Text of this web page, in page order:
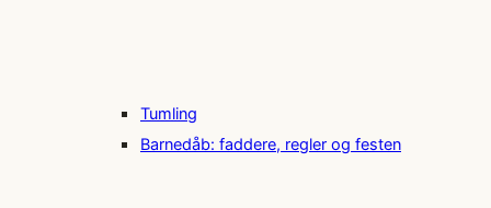
Tumling
Barnedåb: faddere, regler og festen